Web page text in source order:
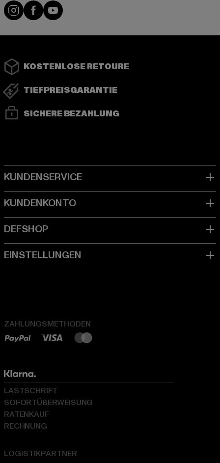
Instagram
FacebookYouTube
KOSTENLOSE RETOURE
TIEFPREISGARANTIE
SICHERE BEZAHLUNG
ZAHLUNGSMETHODEN
LOGISTIKPARTNER
LASTSCHRIFT
SOFORTÜBERWEISUNG
RATENKAUF
RECHNUNG